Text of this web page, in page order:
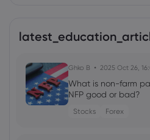
Ghko B 2025 Oct 26,
What is non-farm
NFP good or bad?
Stocks Forex